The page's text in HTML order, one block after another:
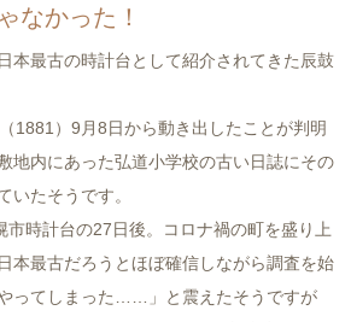
なかった！
本最古の時計台として紹介されてきた辰鼓
1881）9月8日から動き出したことが判明
地内にあった弘道小学校の古い日誌にその
いたそうです。
市時計台の27日後。コロナ禍の町を盛り上
本最古だろうとほぼ確信しながら調査を始
ってしまった……」と震えたそうですが